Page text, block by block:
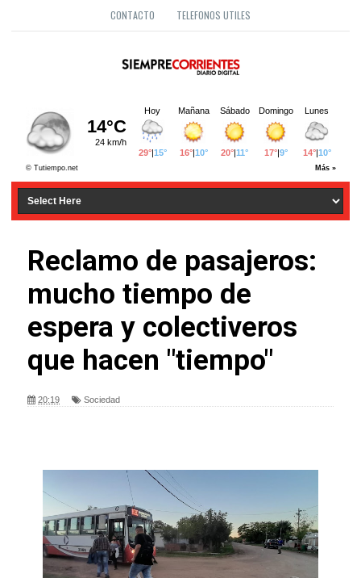
CONTACTO TELEFONOS UTILES
Reclamo de pasajeros:
mucho tiempo de
espera y colectiveros
que hacen "tiempo"
20:19 Sociedad